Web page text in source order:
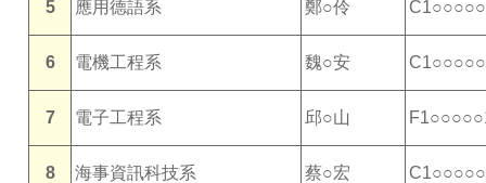
5 應用德語系 鄭○伶
6 電機工程系 魏○安
7 電子工程系 邱○山
8 海事資訊科技系 蔡○宏